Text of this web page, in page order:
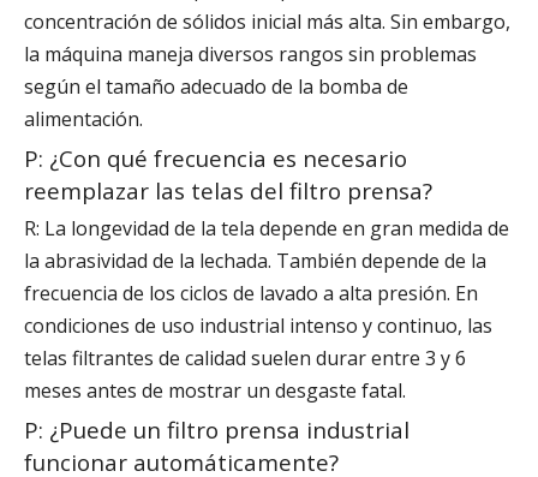
concentración de sólidos inicial más alta. Sin embargo,
la máquina maneja diversos rangos sin problemas
según el tamaño adecuado de la bomba de
alimentación.
P: ¿Con qué frecuencia es necesario
reemplazar las telas del filtro prensa?
R: La longevidad de la tela depende en gran medida de
la abrasividad de la lechada. También depende de la
frecuencia de los ciclos de lavado a alta presión. En
condiciones de uso industrial intenso y continuo, las
telas filtrantes de calidad suelen durar entre 3 y 6
meses antes de mostrar un desgaste fatal.
P: ¿Puede un filtro prensa industrial
funcionar automáticamente?